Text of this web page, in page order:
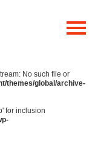
No such file or
themes/global/archive-
for inclusion